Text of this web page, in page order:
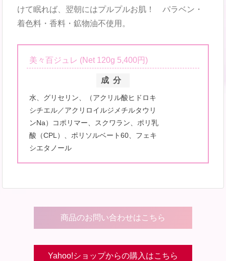
けて眠れば、翌朝にはプルプルお肌！ パラベン・
着色料・香料・鉱物油不使用。
美々百ジュレ (Net 120g 5,400円)
成分
水、グリセリン、（アクリル酸ヒドロキ
シチエル／アクリロイルジメチルタウリ
ンNa）コポリマー、スクワラン、ポリ乳
酸（CPL）、ポリソルベート60、フェキ
シエタノール
商品のお問い合わせはこちら
Yahoo!ショップからの購入はこちら